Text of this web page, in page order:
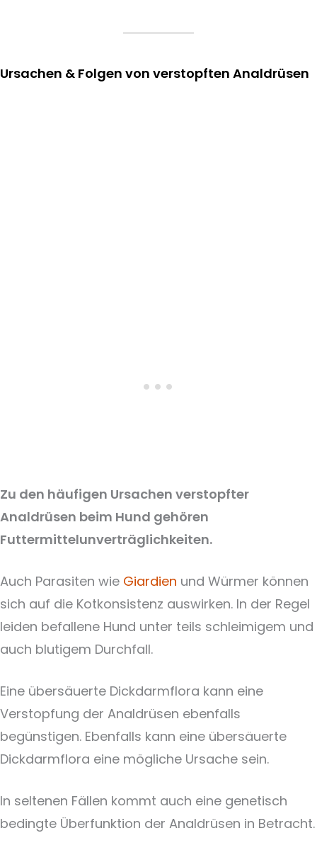
Ursachen & Folgen von verstopften Analdrüsen
Zu den häufigen Ursachen verstopfter
Analdrüsen beim Hund gehören
Futtermittelunverträglichkeiten.
Auch Parasiten wie Giardien und Würmer können
sich auf die Kotkonsistenz auswirken. In der Regel
leiden befallene Hund unter teils schleimigem und
auch blutigem Durchfall.
Eine übersäuerte Dickdarmflora kann eine
Verstopfung der Analdrüsen ebenfalls
begünstigen. Ebenfalls kann eine übersäuerte
Dickdarmflora eine mögliche Ursache sein.
In seltenen Fällen kommt auch eine genetisch
bedingte Überfunktion der Analdrüsen in Betracht.